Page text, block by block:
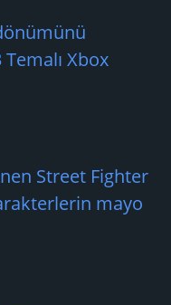
Xbox
Street Fighter
mayo